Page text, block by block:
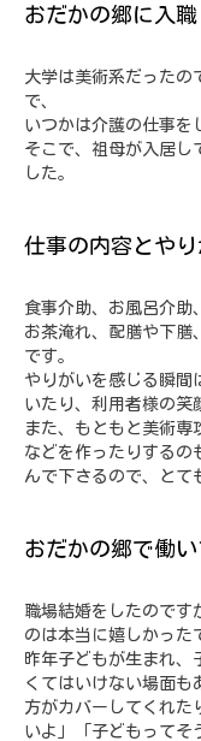
おだかの郷に入
大学は美術系だったの
で、
いつかは介護の仕事を
そこで、祖母が入居し
した。
仕事の内容とやり
食事介助、お風呂介助
お茶淹れ、配膳や下膳
です。
やりがいを感じる瞬間
いたり、利用者様の笑
また、もともと美術専
などを作ったりするの
んで下さるので、とて
おだかの郷で働
職場結婚をしたのです
のは本当に嬉しかった
昨年子どもが生まれ、
くてはいけない場面も
方がカバーしてくれた
いよ」「子どもってそ